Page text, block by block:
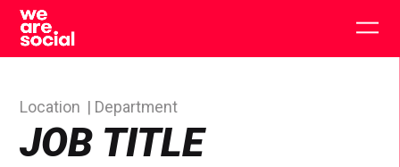
Skip
content
JOB TITLE
Location Department